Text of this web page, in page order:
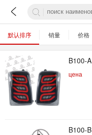
默认排序 销量 价格
B100-A
цена
B100-B